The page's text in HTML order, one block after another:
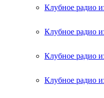
Клубное радио
Клубное радио
Клубное радио
Клубное радио